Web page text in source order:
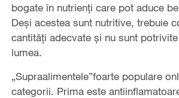
bogate în nutrienți care pot aduce
Deși acestea sunt nutritive, trebuie
cantități adecvate și nu sunt
lumea.
„Supraalimentele”foarte populare
categorii. Prima este